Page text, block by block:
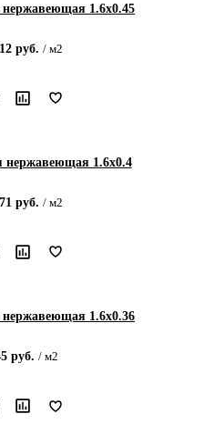
нержавеющая 1.6х0.45
руб. / м2
нержавеющая 1.6х0.4
руб. / м2
нержавеющая 1.6х0.36
руб. / м2